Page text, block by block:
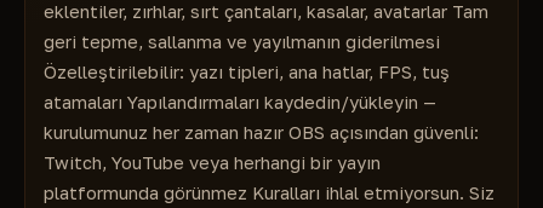
Yağma ekranı
Konteyner ekranı
Öğe adı
Öğe mesafesi
Öğe filtresi
Silah
Silah adaptörü
eklentiler, zırhlar, sırt çantaları, kasalar, avatarlar Tam
geri tepme, sallanma ve yayılmanın giderilmesi
Özelleştirilebilir: yazı tipleri, ana hatlar, FPS, tuş
atamaları Yapılandırmaları kaydedin/yükleyin —
kurulumunuz her zaman hazır OBS açısından güvenli:
Twitch, YouTube veya herhangi bir yayın
platformunda görünmez Kuralları ihlal etmiyorsun. Siz